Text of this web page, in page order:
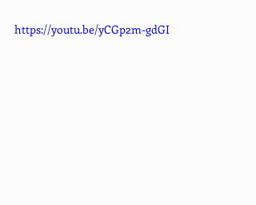
https://youtu.be/yCGp2m-gdGI